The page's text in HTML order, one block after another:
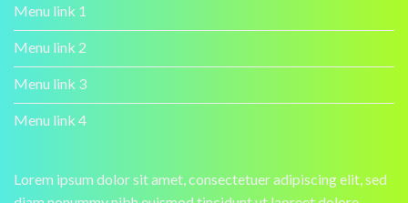
Menu link 1
Menu link 2
Menu link 3
Menu link 4
Lorem ipsum dolor sit amet, consectetuer adipiscing elit, sed